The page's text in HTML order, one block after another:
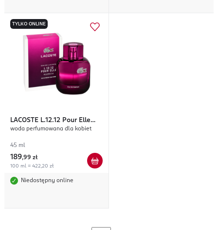
TYLKO ONLINE
LACOSTE L.12.12 Pour Elle
Magnetic
woda perfumowana dla kobiet
45 ml
189,99 zł
100 ml = 422,20 zł
Niedostępny online